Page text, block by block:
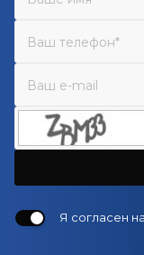
Я согласен на